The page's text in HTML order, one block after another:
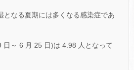
となる夏期には多くなる感染症であ
～ 6 月 25 日)は 4.98 人となって